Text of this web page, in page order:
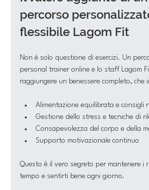
percorso
flessibile Lagom Fit
Non è solo questione di esercizi. Un
personal trainer online e lo staff Lagom
raggiungere un benessere completo, che
Alimentazione equilibrata e consigli
Gestione dello stress e tecniche di
Consapevolezza del corpo e della
Supporto motivazionale continuo
Questo è il vero segreto per mantenere i
tempo e sentirti bene ogni giorno.